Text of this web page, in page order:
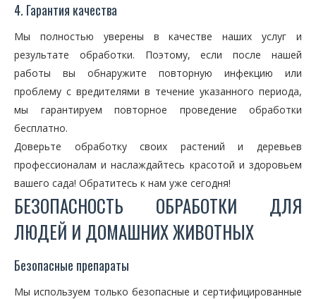
4. Гарантия качества
Мы полностью уверены в качестве наших услуг и
результате обработки. Поэтому, если после нашей
работы вы обнаружите повторную инфекцию или
проблему с вредителями в течение указанного периода,
мы гарантируем повторное проведение обработки
бесплатно.
Доверьте обработку своих растений и деревьев
профессионалам и наслаждайтесь красотой и здоровьем
вашего сада! Обратитесь к нам уже сегодня!
БЕЗОПАСНОСТЬ ОБРАБОТКИ ДЛЯ
ЛЮДЕЙ И ДОМАШНИХ ЖИВОТНЫХ
Безопасные препараты
Мы используем только безопасные и сертифицированные